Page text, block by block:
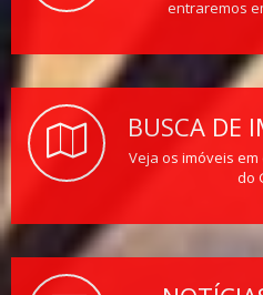
entraremos
BUSCA DE
Veja os imóveis
do